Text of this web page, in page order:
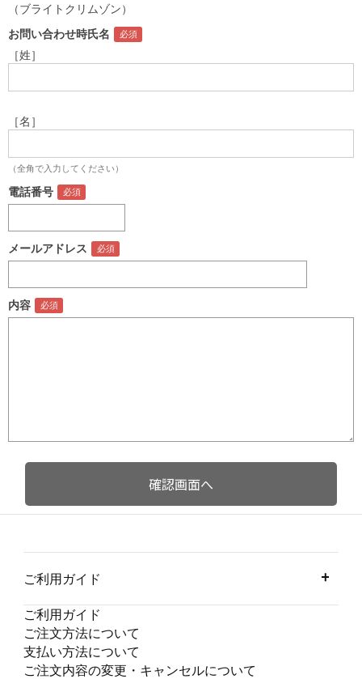
（ブライトクリムゾン）
お問い合わせ時氏名
［姓］
［名］
（全角で入力してください）
電話番号
メールアドレス
内容
ご利用ガイド
ご利用ガイド
ご注文方法について
支払い方法について
ご注文内容の変更・キャンセルについて